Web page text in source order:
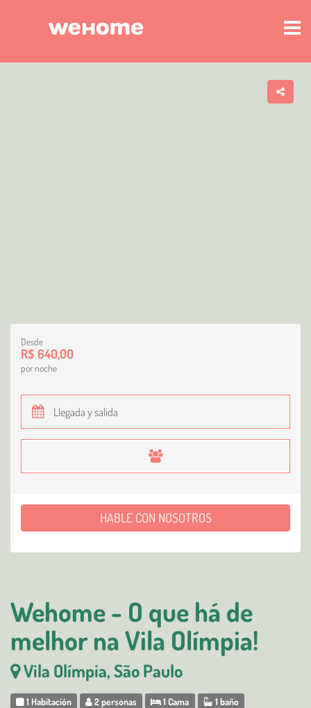
Wehome - O que há de
melhor na Vila Olímpia!
Vila Olímpia, São Paulo
1 Habitación 2 personas 1 Cama 1 baño
Desde
R$ 640,00
por noche
HABLE CON NOSOTROS